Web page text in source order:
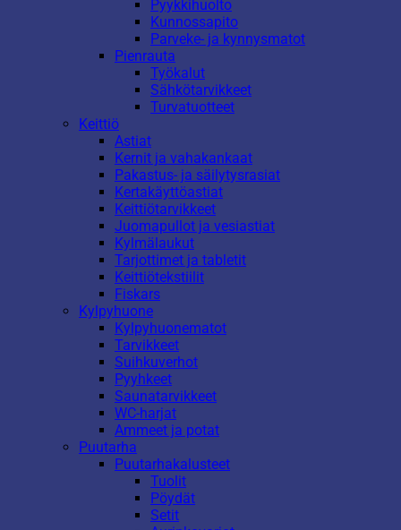
Pyykkihuolto
Kunnossapito
Parveke- ja kynnysmatot
Pienrauta
Työkalut
Sähkötarvikkeet
Turvatuotteet
Keittiö
Astiat
Kernit ja vahakankaat
Pakastus- ja säilytysrasiat
Kertakäyttöastiat
Keittiötarvikkeet
Juomapullot ja vesiastiat
Kylmälaukut
Tarjottimet ja tabletit
Keittiötekstiilit
Fiskars
Kylpyhuone
Kylpyhuonematot
Tarvikkeet
Suihkuverhot
Pyyhkeet
Saunatarvikkeet
WC-harjat
Ammeet ja potat
Puutarha
Puutarhakalusteet
Tuolit
Pöydät
Setit